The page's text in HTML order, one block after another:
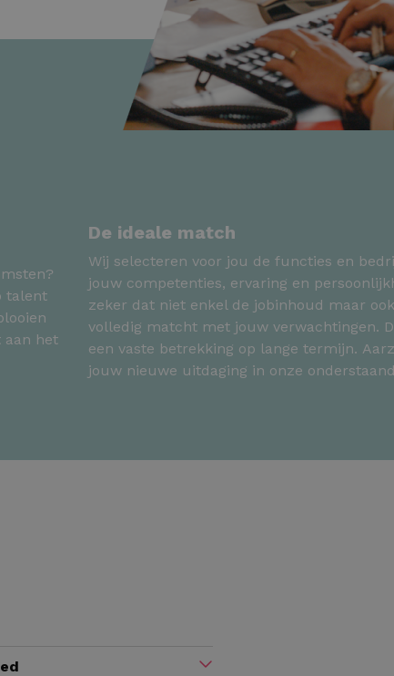
talent
aan het
De ideale match
Wij selecteren voor jou de functies en
jouw competenties, ervaring en
zeker dat niet enkel de jobinhoud maar
volledig matcht met jouw verwachtingen.
een vaste betrekking op lange termijn.
jouw nieuwe uitdaging in onze